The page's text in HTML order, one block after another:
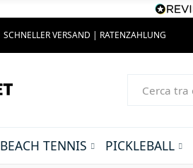
SCHNELLER VERSAND | RATENZAHLUNG
BEACH TENNIS PICKLEBALL